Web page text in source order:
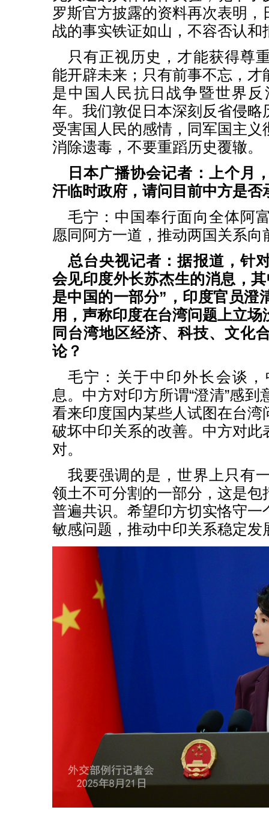
罗斯官方披露的资料再次表明
战的事实铁证如山，不容否认和
只有正视历史，才能获得尊
能开辟未来；只有前事不忘，才
是中国人民抗日战争暨世界
年。我们敦促日本深刻反省侵略
受害国人民的感情，同军国主义
消除遗毒，不要重蹈历史覆辙。
日本广播协会记者：上个月
汗临时政府，请问目前中方是否
毛宁：中国奉行面向全体阿
愿同阿方一道，推动两国关系向
总台央视记者：据报道，针
会见印度外长苏杰生的消息，
是中国的一部分”，印度官员澄
用，声称印度在台湾问题上立
同台湾地区经济、科技、文化
论？
毛宁：关于中印外长会谈
息。中方对印方所谓“澄清”感
看来印度国内某些人试图在台湾
破坏中印关系的改善。中方对此
对。
我要强调的是，世界上只有
领土不可分割的一部分，这是包
普遍共识。希望印方切实恪守一
敏感问题，推动中印关系稳定发